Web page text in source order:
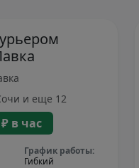
и еще 12
в час
График работы:
Гибкий